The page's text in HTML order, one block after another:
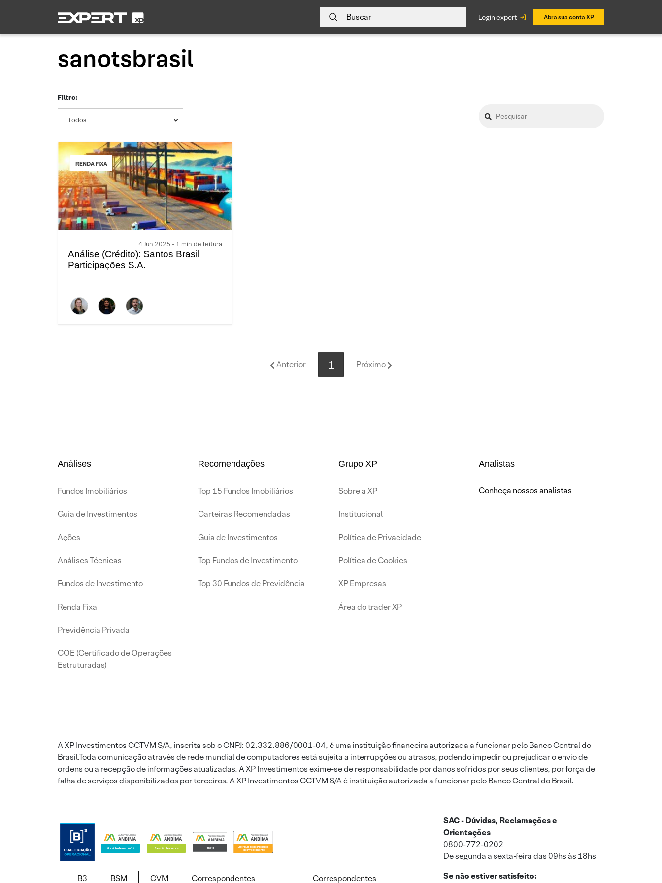
Buscar login expert Abra sua conta XP
sanotsbrasil
Filtro:
Todos
RENDA FIXA
4 Jun 2025 • 1 min de leitura
Análise (Crédito): Santos Brasil
Participações S.A.
Anterior 1 Próximo
Análises
Fundos Imobiliários
Guia de Investimentos
Ações
Análises Técnicas
Fundos de Investimento
Renda Fixa
Previdência Privada
COE (Certificado de Operações
Estruturadas)
Recomendações
Top 15 Fundos Imobiliários
Carteiras Recomendadas
Guia de Investimentos
Top Fundos de Investimento
Top 30 Fundos de Previdência
Grupo XP
Sobre a XP
Institucional
Política de Privacidade
Política de Cookies
XP Empresas
Área do trader XP
Analistas
Conheça nossos analistas
A XP Investimentos CCTVM S/A, inscrita sob o CNPJ: 02.332.886/0001-04, é uma instituição financeira autorizada a funcionar pelo Banco Central do
Brasil.Toda comunicação através de rede mundial de computadores está sujeita a interrupções ou atrasos, podendo impedir ou prejudicar o envio de
ordens ou a recepção de informações atualizadas. A XP Investimentos exime-se de responsabilidade por danos sofridos por seus clientes, por força de
falha de serviços disponibilizados por terceiros. A XP Investimentos CCTVM S/A é instituição autorizada a funcionar pelo Banco Central do Brasil.
B3 BSM CVM Correspondentes Correspondentes
SAC - Dúvidas, Reclamações e
Orientações
0800-772-0202
De segunda a sexta-feira das 09hs às 18hs
Se não estiver satisfeito: